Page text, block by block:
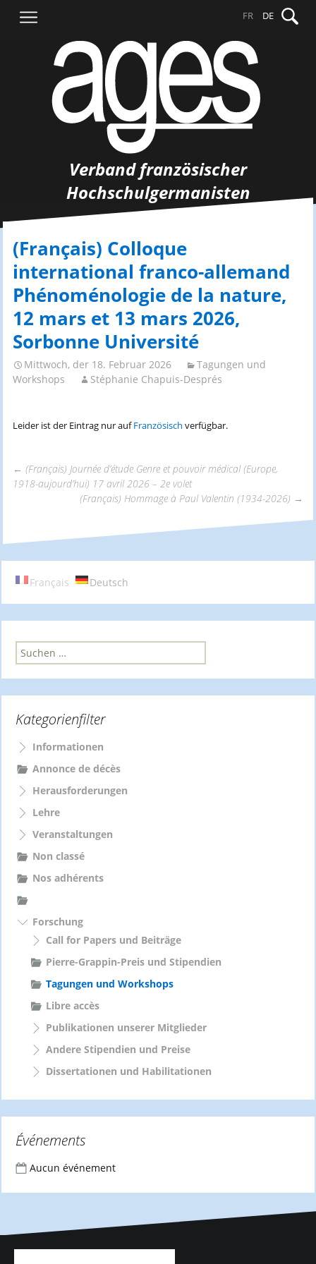
Inhalt
nach:
FR DE
Verband französischer
Hochschulgermanisten
(Français) Colloque
international franco-allemand
Phénoménologie de la nature,
12 mars et 13 mars 2026,
Sorbonne Université
Mittwoch, der 18. Februar 2026
Tagungen und
Workshops
Stéphanie Chapuis-Després
Leider ist der Eintrag nur aufFranzösisch verfügbar.
Beitrags-
Navigation
← (Français) Journée d’étude Genre et pouvoir médical (Europe,
1918-aujourd’hui) 17 avril 2026 – 2e volet
(Français) Hommage à Paul Valentin (1934-2026) →
Français Deutsch
S
u
n
a
h
Kategorienfilter
Informationen
Annonce de décès
Herausforderungen
Lehre
Veranstaltungen
Non classé
Nos adhérents
Forschung
Call for Papers und Beiträge
Pierre-Grappin-Preis und Stipendien
Tagungen und Workshops
Libre accès
Publikationen unserer Mitglieder
Andere Stipendien und Preise
Dissertationen und Habilitationen
Événements
Aucun événement